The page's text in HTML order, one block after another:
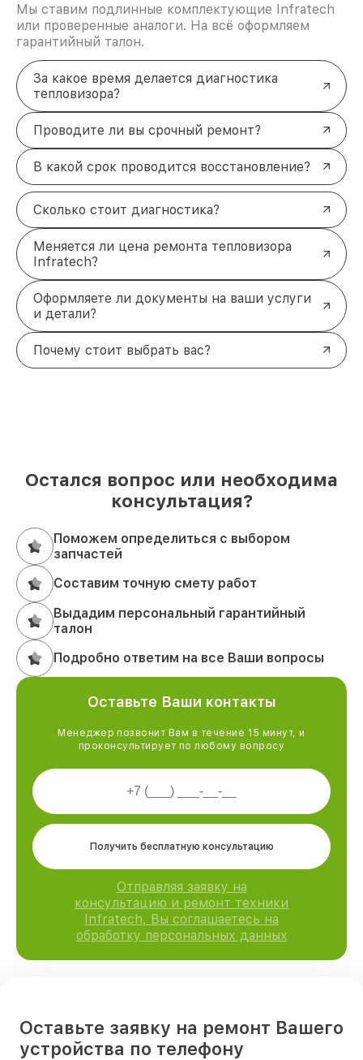
Мы ставим подлинные комплектующие Infratech
или проверенные аналоги. На всё оформляем
гарантийный талон.
За какое время делается диагностика
тепловизора?
Проводите ли вы срочный ремонт?
В какой срок проводится восстановление?
Сколько стоит диагностика?
Меняется ли цена ремонта тепловизора
Infratech?
Оформляете ли документы на ваши услуги
и детали?
Почему стоит выбрать вас?
Остался вопрос или необходима
консультация?
Поможем определиться с выбором
запчастей
Составим точную смету работ
Выдадим персональный гарантийный
талон
Подробно ответим на все Ваши вопросы
Оставьте Ваши контакты
Менеджер позвонит Вам в течение 15 минут, и
проконсультирует по любому вопросу
Получить бесплатную консультацию
Отправляя заявку на
консультацию и ремонт техники
Infratech, Вы соглашаетесь на
обработку персональных данных
Оставьте заявку на ремонт Вашего
устройства по телефону